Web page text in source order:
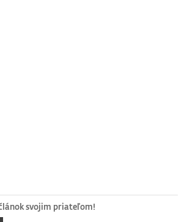
svojim priateľom!